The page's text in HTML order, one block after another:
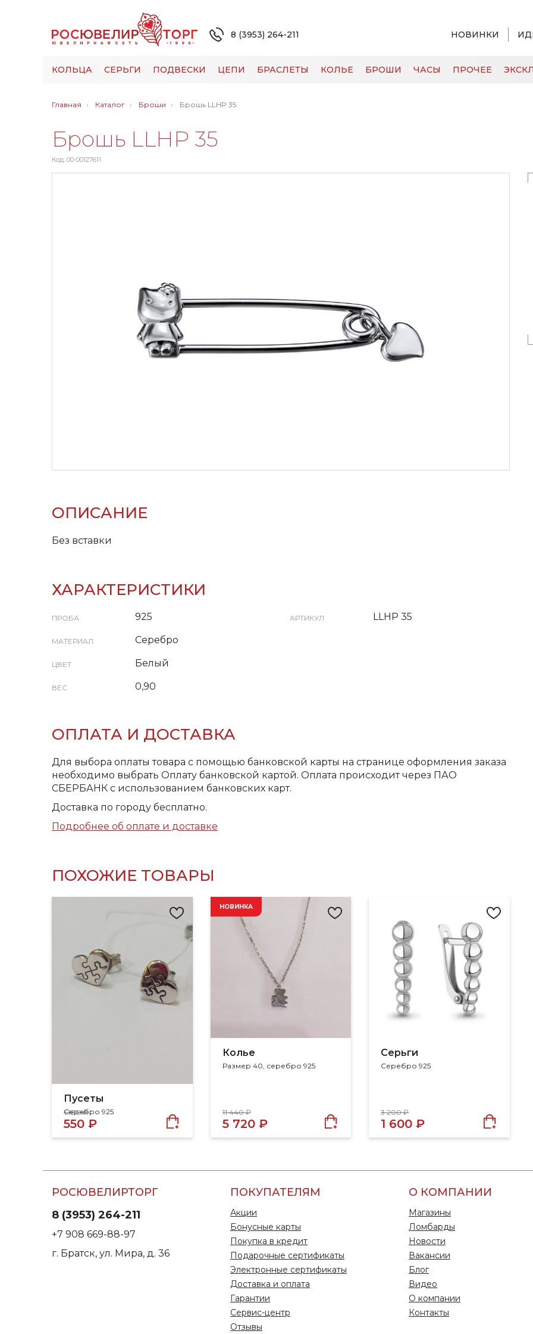
8 (3953) 264-211 НОВИНКИ
КОЛЬЦА СЕРЬГИ ПОДВЕСКИ ЦЕПИ БРАСЛЕТЫ КОЛЬЕ БРОШИ ЧАСЫ ПРОЧЕЕ
Главная Каталог Броши Брошь LLHP 35
Брошь LLHP 35
Код: 00-00127611
ОПИСАНИЕ
Без вставки
ХАРАКТЕРИСТИКИ
ПРОБА 925
МАТЕРИАЛ Серебро
ЦВЕТ Белый
ВЕС 0,90
АРТИКУЛ LLHP 35
ОПЛАТА И ДОСТАВКА
Для выбора оплаты товара с помощью банковской карты на странице оформления заказа
необходимо выбрать Оплату банковской картой. Оплата происходит через ПАО
СБЕРБАНК с использованием банковских карт.
Доставка по городу бесплатно.
Подробнее об оплате и доставке
ПОХОЖИЕ ТОВАРЫ
Пусеты
Серебро 925
1 100 ₽
550 ₽
Колье
Размер 40, серебро 925
НОВИНКА
11 440 ₽
5 720 ₽
Серьги
Серебро 925
3 200 ₽
1 600 ₽
РОСЮВЕЛИРТОРГ
8 (3953) 264-211
+7 908 669-88-97
г. Братск, ул. Мира, д. 36
ПОКУПАТЕЛЯМ
Акции
Бонусные карты
Покупка в кредит
Подарочные сертификаты
Электронные сертификаты
Доставка и оплата
Гарантии
Сервис-центр
Отзывы
О КОМПАНИИ
Магазины
Ломбарды
Новости
Вакансии
Блог
Видео
О компании
Контакты